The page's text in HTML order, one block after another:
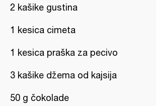
2 kašike gustina
1 kesica cimeta
1 kesica praška za pecivo
3 kašike džema od kajsija
50 g čokolade